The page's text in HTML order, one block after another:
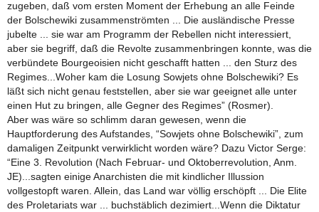
zugeben, daß vom ersten Moment der Erhebung an alle Feinde
der Bolschewiki zusammenströmten ... Die ausländische Presse
jubelte ... sie war am Programm der Rebellen nicht interessiert,
aber sie begriff, daß die Revolte zusammenbringen konnte, was die
verbündete Bourgeoisien nicht geschafft hatten ... den Sturz des
Regimes...Woher kam die Losung Sowjets ohne Bolschewiki? Es
läßt sich nicht genau feststellen, aber sie war geeignet alle unter
einen Hut zu bringen, alle Gegner des Regimes” (Rosmer).
Aber was wäre so schlimm daran gewesen, wenn die
Hauptforderung des Aufstandes, “Sowjets ohne Bolschewiki”, zum
damaligen Zeitpunkt verwirklicht worden wäre? Dazu Victor Serge:
“Eine 3. Revolution (Nach Februar- und Oktoberrevolution, Anm.
JE)...sagten einige Anarchisten die mit kindlicher Illussion
vollgestopft waren. Allein, das Land war völlig erschöpft ... Die Elite
des Proletariats war ... buchstäblich dezimiert...Wenn die Diktatur